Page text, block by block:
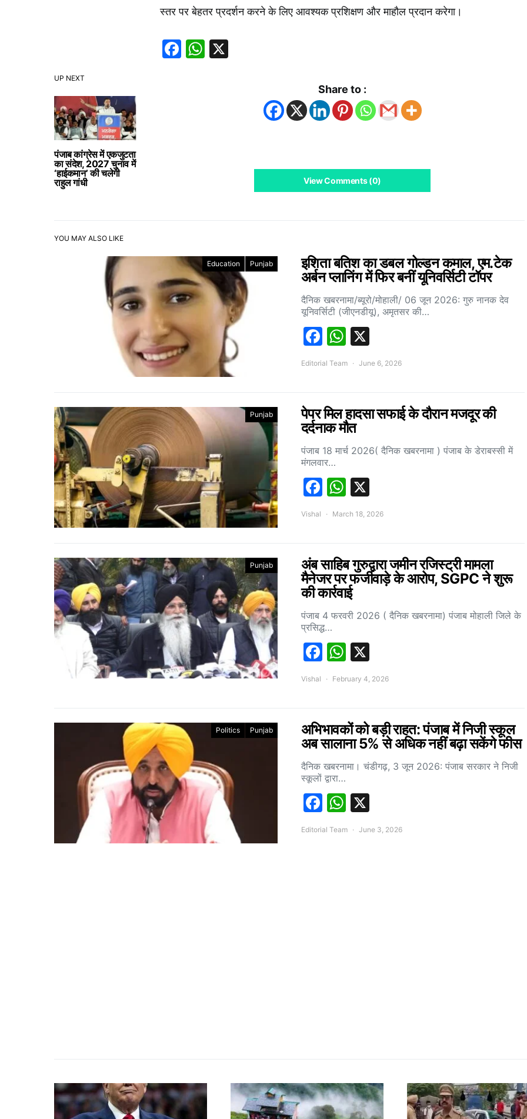
UP NEXT
पंजाब कांग्रेस में एकजुटता
का संदेश, 2027 चुनाव में
‘हाईकमान’ की चलेगी
राहुल गांधी
स्तर पर बेहतर प्रदर्शन करने के लिए आवश्यक प्रशिक्षण और माहौल प्रदान करेगा।
Facebook
WhatsApp
Share to :
View Comments (0)
YOU MAY ALSO LIKE
Education Punjab
इशिता बतिश का डबल गोल्डन कमाल, एम.टेक
अर्बन प्लानिंग में फिर बनीं यूनिवर्सिटी टॉपर
दैनिक खबरनामा/ब्यूरो/मोहाली/ 06 जून 2026: गुरु नानक देव
यूनिवर्सिटी (जीएनडीयू), अमृतसर की…
Facebook
WhatsApp
Editorial Team June 6, 2026
Punjab
पेपर मिल हादसा सफाई के दौरान मजदूर की
दर्दनाक मौत
पंजाब 18 मार्च 2026( दैनिक खबरनामा ) पंजाब के डेराबस्सी में
मंगलवार…
Facebook
WhatsApp
Vishal March 18, 2026
Punjab
अंब साहिब गुरुद्वारा जमीन रजिस्ट्री मामला
मैनेजर पर फर्जीवाड़े के आरोप, SGPC ने शुरू
की कार्रवाई
पंजाब 4 फरवरी 2026 ( दैनिक खबरनामा) पंजाब मोहाली जिले के
प्रसिद्ध…
Facebook
WhatsApp
Vishal February 4, 2026
Politics Punjab
अभिभावकों को बड़ी राहत: पंजाब में निजी स्कूल
अब सालाना 5% से अधिक नहीं बढ़ा सकेंगे फीस
दैनिक खबरनामा। चंडीगढ़, 3 जून 2026: पंजाब सरकार ने निजी
स्कूलों द्वारा…
Facebook
WhatsApp
Editorial Team June 3, 2026